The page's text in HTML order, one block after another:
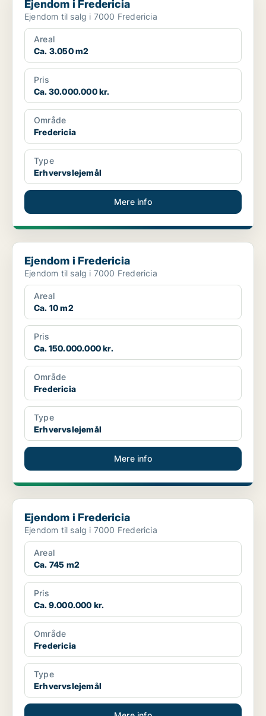
Ejendom i Fredericia
Ejendom til salg i 7000 Fredericia
Areal
Ca. 3.050 m2
Pris
Ca. 30.000.000 kr.
Område
Fredericia
Type
Erhvervslejemål
Mere info
Ejendom i Fredericia
Ejendom i Fredericia
Ejendom til salg i 7000 Fredericia
Areal
Ca. 10 m2
Pris
Ca. 150.000.000 kr.
Område
Fredericia
Type
Erhvervslejemål
Mere info
Ejendom i Fredericia
Ejendom i Fredericia
Ejendom til salg i 7000 Fredericia
Areal
Ca. 745 m2
Pris
Ca. 9.000.000 kr.
Område
Fredericia
Type
Erhvervslejemål